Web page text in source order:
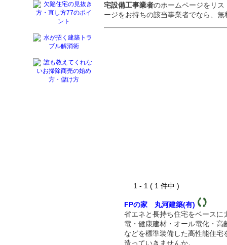
宅設備工事業者のホームページをリ
ージをお持ちの該当事業者でなら、
1 - 1 ( 1 件中 )
FPの家 丸河建築(有)
省エネと長持ち住宅をベースに
電・健康建材・オール電化・高
などを標準装備した高性能住宅
造っていきませんか。